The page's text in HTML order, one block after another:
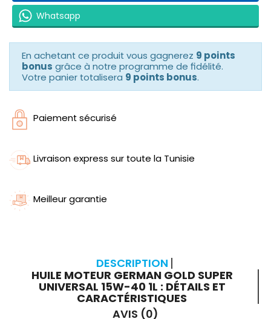
Whatsapp
En achetant ce produit vous gagnerez 9 points
bonus grâce à notre programme de fidélité.
Votre panier totalisera 9 points bonus.
Paiement sécurisé
Livraison express sur toute la Tunisie
Meilleur garantie
DESCRIPTION
HUILE MOTEUR GERMAN GOLD SUPER
UNIVERSAL 15W-40 1L : DÉTAILS ET
CARACTÉRISTIQUES
AVIS (0)